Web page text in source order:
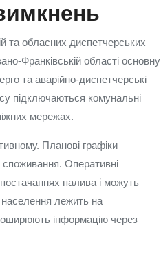
та обласних диспетчерських
області основну
та аварійно‑диспетчерські
підключаються комунальні
мережах.
Планові графіки
споживання. Оперативні
палива і можуть
населення лежить на
інформацію через